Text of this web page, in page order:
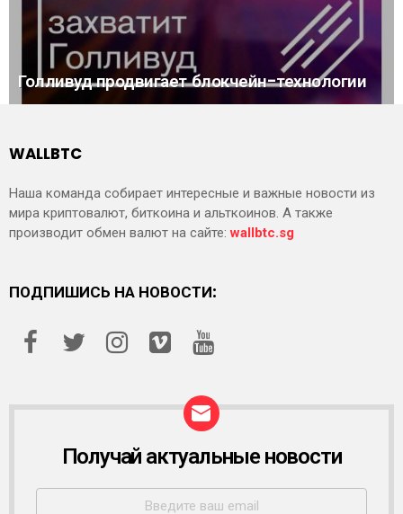
Голливуд продвигает блокчейн-технологии
WALLBTC
Наша команда собирает интересные и важные новости из
мира криптовалют, биткоина и альткоинов. А также
производит обмен валют на сайте:wallbtc.sg
ПОДПИШИСЬ НА НОВОСТИ:
С
Получай актуальные новости